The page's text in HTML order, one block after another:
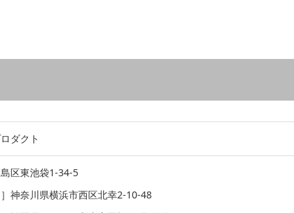
ダクト
島区東池袋1-34-5
］神奈川県横浜市西区北幸2-10-48